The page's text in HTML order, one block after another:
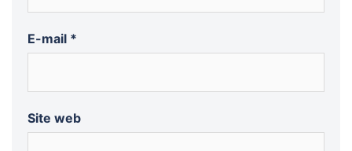
E-mail *
Site web